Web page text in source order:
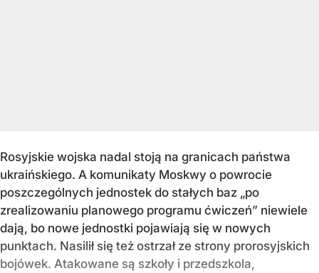
Rosyjskie wojska nadal stoją na granicach państwa
ukraińskiego. A komunikaty Moskwy o powrocie
poszczególnych jednostek do stałych baz „po
zrealizowaniu planowego programu ćwiczeń” niewiele
dają, bo nowe jednostki pojawiają się w nowych
punktach. Nasilił się też ostrzał ze strony prorosyjskich
bojówek. Atakowane są szkoły i przedszkola,